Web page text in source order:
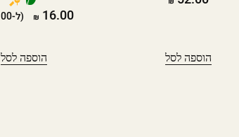
הוספה לסל
16.00 (ל-100 גרם)
הוספה לסל